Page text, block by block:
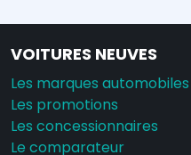
VOITURES NEUVES
Les marques automobiles
Les promotions
Les concessionnaires
Le comparateur